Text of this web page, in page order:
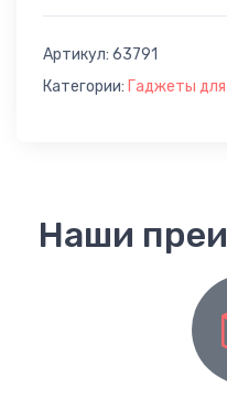
Артикул: 63791
Категории: Гаджеты
Наши